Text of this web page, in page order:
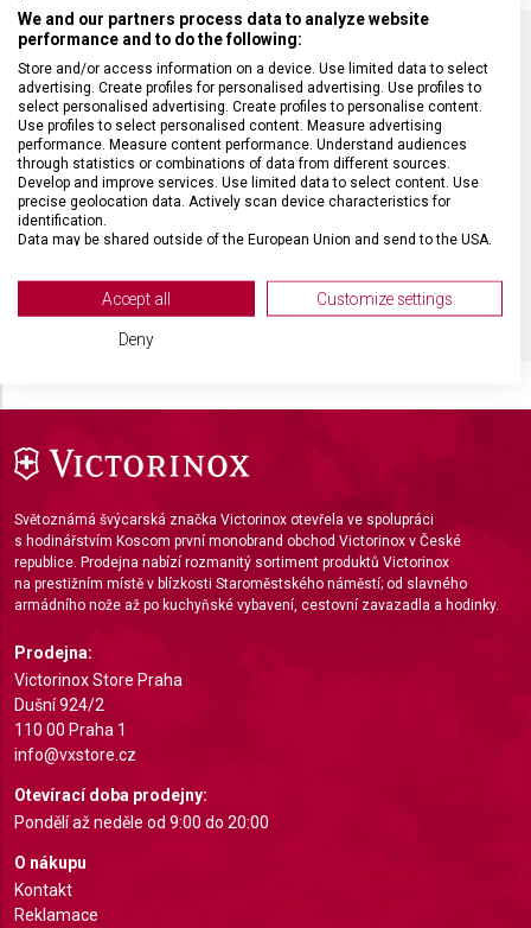
SPECIFIKACE PRODUKTU
DRUH ZBOŽÍ Kuchyňské vybavení
Světoznámá švýcarská značka Victorinox otevřela ve spolupráci
s hodinářstvím Koscom první monobrand obchod Victorinox v České
republice. Prodejna nabízí rozmanitý sortiment produktů Victorinox
na prestižním místě v blízkosti Staroměstského náměstí; od slavného
armádního nože až po kuchyňské vybavení, cestovní zavazadla a hodinky.
Prodejna:
Victorinox Store Praha
Dušní 924/2
110 00 Praha 1
info@vxstore.cz
Otevírací doba prodejny:
Pondělí až neděle od 9:00 do 20:00
O nákupu
Kontakt
Reklamace
We and our partners process data to analyze website
performance and to do the following:
Store and/or access information on a device. Use limited data to select
advertising. Create profiles for personalised advertising. Use profiles to
select personalised advertising. Create profiles to personalise content.
Use profiles to select personalised content. Measure advertising
performance. Measure content performance. Understand audiences
through statistics or combinations of data from different sources.
Develop and improve services. Use limited data to select content. Use
precise geolocation data. Actively scan device characteristics for
identification.
Data may be shared outside of the European Union and send to the USA.
View Partner List (2 IAB Vendors)
We use your data for the following purposes:
Use profiles to select personalised
advertising
Create profiles to personalise content
Use profiles to select personalised content
Measure advertising performance
Measure content performance
Understand audiences through statistics or
combinations of data from different sources
Develop and improve services
Use limited data to select content
Accept all Customize settings
Deny